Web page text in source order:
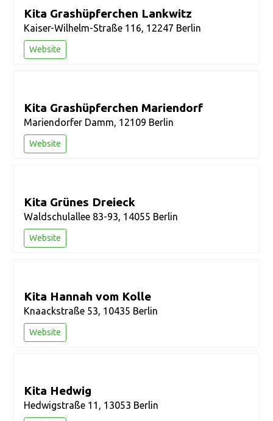
Kita Grashüpferchen Lankwitz
Kaiser-Wilhelm-Straße 116, 12247 Berlin
Website
Kita Grashüpferchen Mariendorf
Mariendorfer Damm, 12109 Berlin
Website
Kita Grünes Dreieck
Waldschulallee 83-93, 14055 Berlin
Website
Kita Hannah vom Kolle
Knaackstraße 53, 10435 Berlin
Website
Kita Hedwig
Hedwigstraße 11, 13053 Berlin